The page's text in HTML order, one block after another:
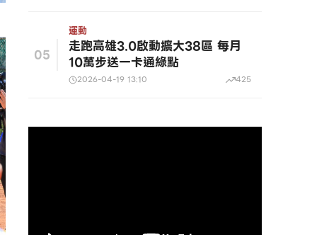
05
運動
走跑高雄3.0啟動擴大38區 每月
10萬步送一卡通綠點
2026-04-19 13:10 425